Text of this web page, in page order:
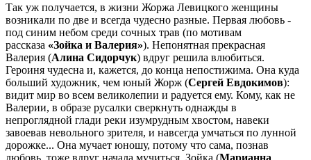
Так уж получается, в жизни Жоржа Левицкого женщины
возникали по две и всегда чудесно разные. Первая любовь -
под синим небом среди сочных трав (по мотивам
рассказа «Зойка и Валерия»). Непонятная прекрасная
Валерия (Алина Сидорчук) вдруг решила влюбиться.
Героиня чудесна и, кажется, до конца непостижима. Она куда
больший художник, чем юный Жорж (Сергей Евдокимов):
видит мир во всем великолепии и радуется ему. Кому, как не
Валерии, в образе русалки сверкнуть однажды в
непроглядной глади реки изумрудным хвостом, навеки
завоевав невольного зрителя, и навсегда умчаться по лунной
дорожке... Она мучает юношу, потому что сама, познав
любовь, тоже вдруг начала мучиться. Зойка (Марианна